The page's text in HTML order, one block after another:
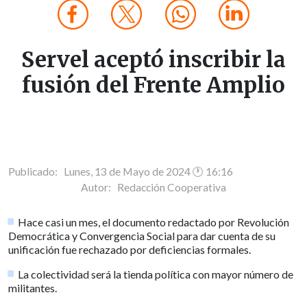
Servel aceptó inscribir la
fusión del Frente Amplio
Publicado: Lunes, 13 de Mayo de 2024 🕐 16:16
Autor: Redacción Cooperativa
Hace casi un mes, el documento redactado por Revolución
Democrática y Convergencia Social para dar cuenta de su
unificación fue rechazado por deficiencias formales.
La colectividad será la tienda política con mayor número de
militantes.